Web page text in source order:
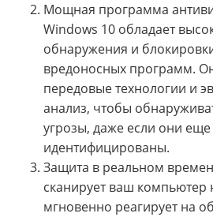
Мощная программа
Windows 10 обладает
обнаружения и
вредоносных программ.
передовые технологии и
анализ, чтобы
угрозы, даже если они
идентифицированы.
Защита в реальном
сканирует ваш компьютер
мгновенно реагирует на